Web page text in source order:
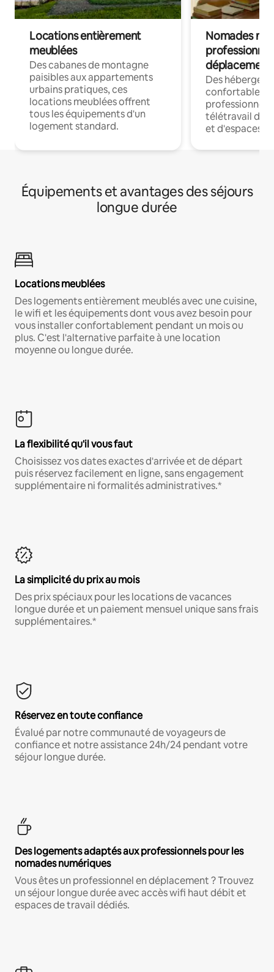
Locations entièrement
meublées
Des cabanes de montagne
paisibles aux appartements
urbains pratiques, ces
locations meublées offrent
tous les équipements d'un
logement standard.
Nomades
déplacement
Des
confortables
professionnels
télétravail
et d'espaces
Équipements et avantages des séjours
longue durée
Locations meublées
Des logements entièrement meublés avec une cuisine,
le wifi et les équipements dont vous avez besoin pour
vous installer confortablement pendant un mois ou
plus. C'est l'alternative parfaite à une location
moyenne ou longue durée.
La flexibilité qu'il vous faut
Choisissez vos dates exactes d'arrivée et de départ
puis réservez facilement en ligne, sans engagement
supplémentaire ni formalités administratives.*
La simplicité du prix au mois
Des prix spéciaux pour les locations de vacances
longue durée et un paiement mensuel unique sans frais
supplémentaires.*
Réservez en toute confiance
Évalué par notre communauté de voyageurs de
confiance et notre assistance 24h/24 pendant votre
séjour longue durée.
Des logements adaptés aux professionnels pour les
nomades numériques
Vous êtes un professionnel en déplacement ? Trouvez
un séjour longue durée avec accès wifi haut débit et
espaces de travail dédiés.